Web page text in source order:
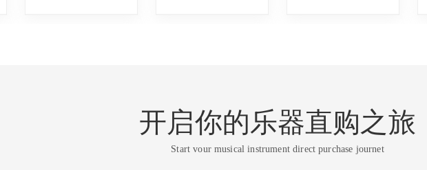
开启你的乐器直购之旅
Start vour musical instrument direct purchase journet